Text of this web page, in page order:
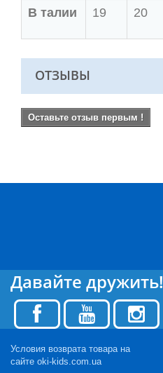
В талии 19 20
ОТЗЫВЫ
Оставьте отзыв первым !
Давайте дружить!
Условия возврата товара на
сайте oki-kids.com.ua